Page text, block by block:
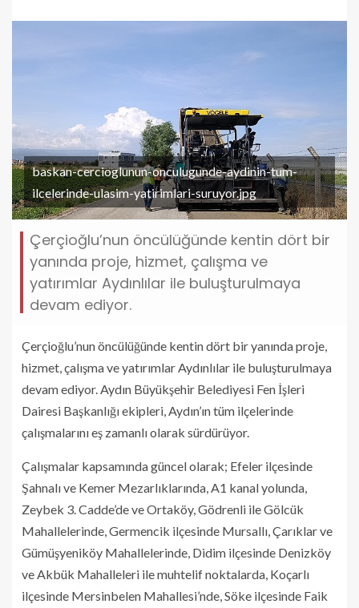
baskan-cercioglunun-onculugunde-aydinin-tum-
ilcelerinde-ulasim-yatirimlari-suruyor.jpg
Çerçioğlu’nun öncülüğünde kentin dört bir
yanında proje, hizmet, çalışma ve
yatırımlar Aydınlılar ile buluşturulmaya
devam ediyor.
Çerçioğlu’nun öncülüğünde kentin dört bir yanında proje,
hizmet, çalışma ve yatırımlar Aydınlılar ile buluşturulmaya
devam ediyor. Aydın Büyükşehir Belediyesi Fen İşleri
Dairesi Başkanlığı ekipleri, Aydın’ın tüm ilçelerinde
çalışmalarını eş zamanlı olarak sürdürüyor.
Çalışmalar kapsamında güncel olarak; Efeler ilçesinde
Şahnalı ve Kemer Mezarlıklarında, A1 kanal yolunda,
Zeybek 3. Cadde’de ve Ortaköy, Gödrenli ile Gölcük
Mahallelerinde, Germencik ilçesinde Mursallı, Çarıklar ve
Gümüşyeniköy Mahallelerinde, Didim ilçesinde Denizköy
ve Akbük Mahalleleri ile muhtelif noktalarda, Koçarlı
ilçesinde Mersinbelen Mahallesi’nde, Söke ilçesinde Faik